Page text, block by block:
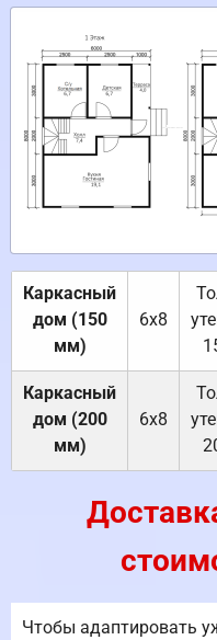
Каркасный
дом (150
мм)
6х8
Каркасный
дом (200
мм)
6х8
Чтобы адаптировать